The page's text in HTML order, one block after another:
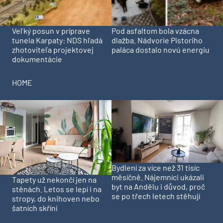
Veľký posun v príprave
tunela Karpaty: NDS hľadá
zhotoviteľa projektovej
dokumentácie
Pod asfaltom bola vzácna
dlažba. Nádvorie Pistoriho
paláca dostalo novú energiu
HOME
Tapety už nekončí jen na
stěnách. Letos se lepí i na
stropy, do knihoven nebo
šatních skříní
Bydlení za více než 31 tisíc
měsíčně. Nájemníci ukázali
byt na Andělu i důvod, proč
se po třech letech stěhují